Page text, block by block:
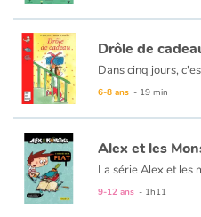
Sujets de société
Émotions et sentiments
Formats et illustrations
Catalogue anglais
Drôle de
6-8 ans - 19 min
Retrouvez le tome
9-12 ans - 1h11